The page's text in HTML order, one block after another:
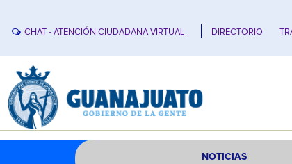
CHAT - ATENCIÓN CIUDADANA VIRTUAL DIRECTORIO
NOTICIAS